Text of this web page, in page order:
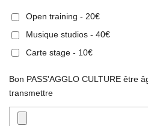
Open training - 20€
Musique studios - 40€
Carte stage - 10€
Bon PASS'AGGLO CULTURE être
transmettre